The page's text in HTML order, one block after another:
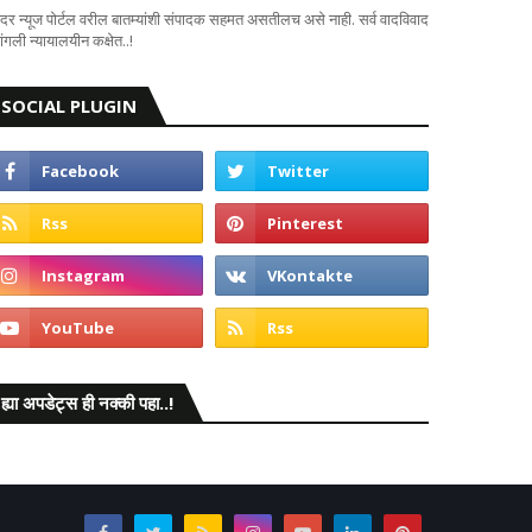
न्यूज पोर्टल वरील बातम्यांशी संपादक सहमत असतीलच असे नाही. सर्व वादविवाद
न्यायालयीन कक्षेत..!
SOCIAL PLUGIN
ह्या अपडेट्स ही नक्की पहा..!